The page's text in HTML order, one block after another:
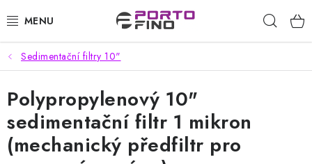
na
CHEMIE A PÉČE O VOZIDLA
PŘÍSLUŠENSTVÍ A ND K AUTOMYČKÁM
VYSOKOTLAKÉ A ČISTÍCÍ STROJE
Sedimentační filtry 10"
Polypropylenový 10"
sedimentační filtr 1 mikron
(mechanický předfiltr pro